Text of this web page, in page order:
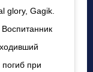
glory, Gagik.
при